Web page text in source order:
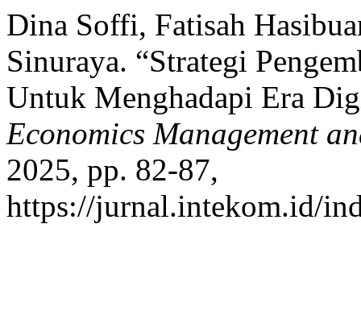
Dina Soffi, Fatisah
Sinuraya. “Strategi
Untuk Menghadapi Era
Economics Management
2025, pp. 82-87,
https://jurnal.intekom.id/